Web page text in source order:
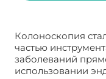
Колоноскопия
частью
заболеваний
использовании